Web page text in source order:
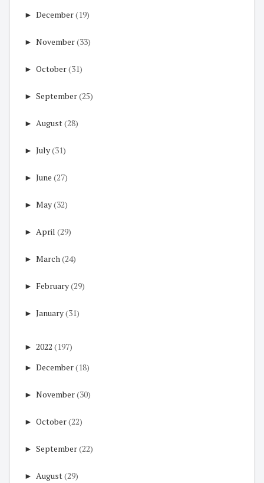
► December(19)
► November(33)
► October(31)
► September(25)
► August(28)
► July(31)
► June (27)
► May(32)
► April (29)
► March(24)
► February(29)
► January(31)
► 2022 (197)
► December(18)
► November(30)
► October(22)
► September(22)
► August(29)